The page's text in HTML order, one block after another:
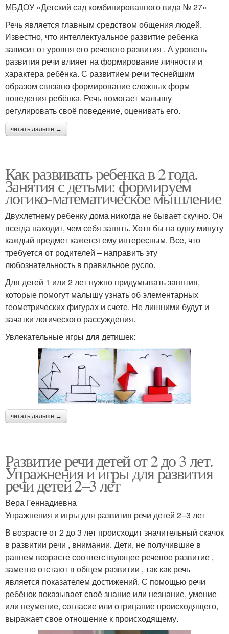
МБДОУ «Детский сад комбинированного вида № 27»
Речь является главным средством общения людей.
Известно, что интеллектуальное развитие ребенка
зависит от уровня его речевого развития . А уровень
развития речи влияет на формирование личности и
характера ребёнка. С развитием речи теснейшим
образом связано формирование сложных форм
поведения ребёнка. Речь помогает малышу
регулировать своё поведение, оценивать его.
читать дальше →
Как развивать ребенка в 2 года.
Занятия с детьми: формируем
логико-математическое мышление
Двухлетнему ребенку дома никогда не бывает скучно. Он
всегда находит, чем себя занять. Хотя бы на одну минуту
каждый предмет кажется ему интересным. Все, что
требуется от родителей – направить эту
любознательность в правильное русло.
Для детей 1 или 2 лет нужно придумывать занятия,
которые помогут малышу узнать об элементарных
геометрических фигурах и счете. Не лишними будут и
зачатки логического рассуждения.
Увлекательные игры для детишек:
читать дальше →
Развитие речи детей от 2 до 3 лет.
Упражнения и игры для развития
речи детей 2–3 лет
Вера Геннадиевна
Упражнения и игры для развития речи детей 2–3 лет
В возрасте от 2 до 3 лет происходит значительный скачок
в развитии речи , внимании. Дети, не получившие в
раннем возрасте соответствующее речевое развитие ,
заметно отстают в общем развитии , так как речь
является показателем достижений. С помощью речи
ребёнок показывает своё знание или незнание, умение
или неумение, согласие или отрицание происходящего,
выражает свое отношение к происходящему.